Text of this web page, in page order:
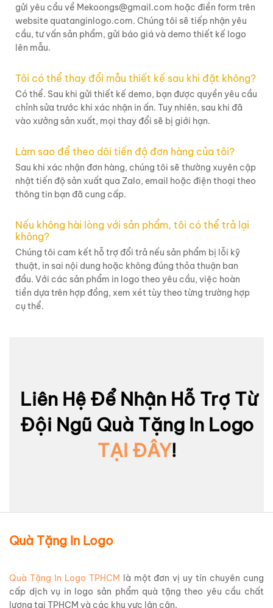
gửi yêu cầu về Mekoongs@gmail.com hoặc điền form trên
website quatanginlogo.com. Chúng tôi sẽ tiếp nhận yêu
cầu, tư vấn sản phẩm, gửi báo giá và demo thiết kế logo
lên mẫu.
Tôi có thể thay đổi mẫu thiết kế sau khi đặt không?
Có thể. Sau khi gửi thiết kế demo, bạn được quyền yêu cầu
chỉnh sửa trước khi xác nhận in ấn. Tuy nhiên, sau khi đã
vào xưởng sản xuất, mọi thay đổi sẽ bị giới hạn.
Làm sao để theo dõi tiến độ đơn hàng của tôi?
Sau khi xác nhận đơn hàng, chúng tôi sẽ thường xuyên cập
nhật tiến độ sản xuất qua Zalo, email hoặc điện thoại theo
thông tin bạn đã cung cấp.
Nếu không hài lòng với sản phẩm, tôi có thể trả lại
không?
Chúng tôi cam kết hỗ trợ đổi trả nếu sản phẩm bị lỗi kỹ
thuật, in sai nội dung hoặc không đúng thỏa thuận ban
đầu. Với các sản phẩm in logo theo yêu cầu, việc hoàn
tiền dựa trên hợp đồng, xem xét tùy theo từng trường hợp
cụ thể.
Liên Hệ Để Nhận Hỗ Trợ Từ
Đội Ngũ Quà Tặng In Logo
TẠI ĐÂY!
Quà Tặng In Logo
Quà Tặng In Logo TPHCM là một đơn vị uy tín chuyên cung
cấp dịch vụ in logo sản phẩm quà tặng theo yêu cầu chất
lượng tại TPHCM và các khu vực lân cận.